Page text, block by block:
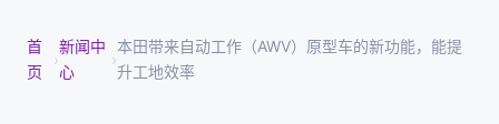
首
页
›
新闻中
心
›
本田带来自动工作（AWV）原型车的新功能，能提
升工地效率